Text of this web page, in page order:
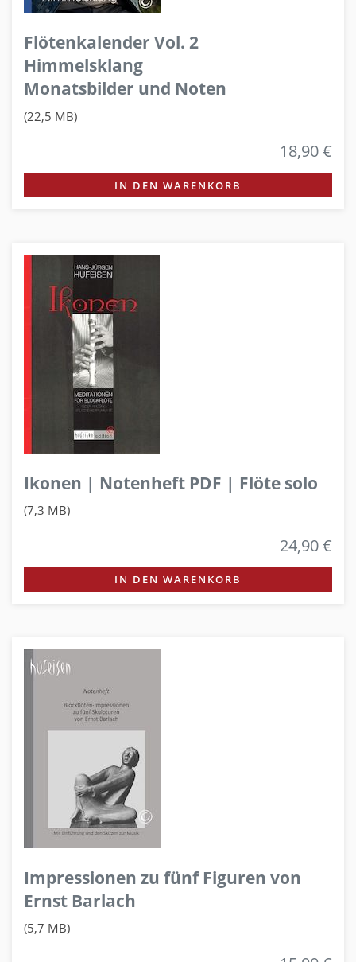
Flötenkalender Vol. 2
Himmelsklang
Monatsbilder und Noten
(22,5 MB)
18,90 €
IN DEN WARENKORB
Ikonen | Notenheft PDF | Flöte solo
(7,3 MB)
24,90 €
IN DEN WARENKORB
Impressionen zu fünf Figuren von
Ernst Barlach
(5,7 MB)